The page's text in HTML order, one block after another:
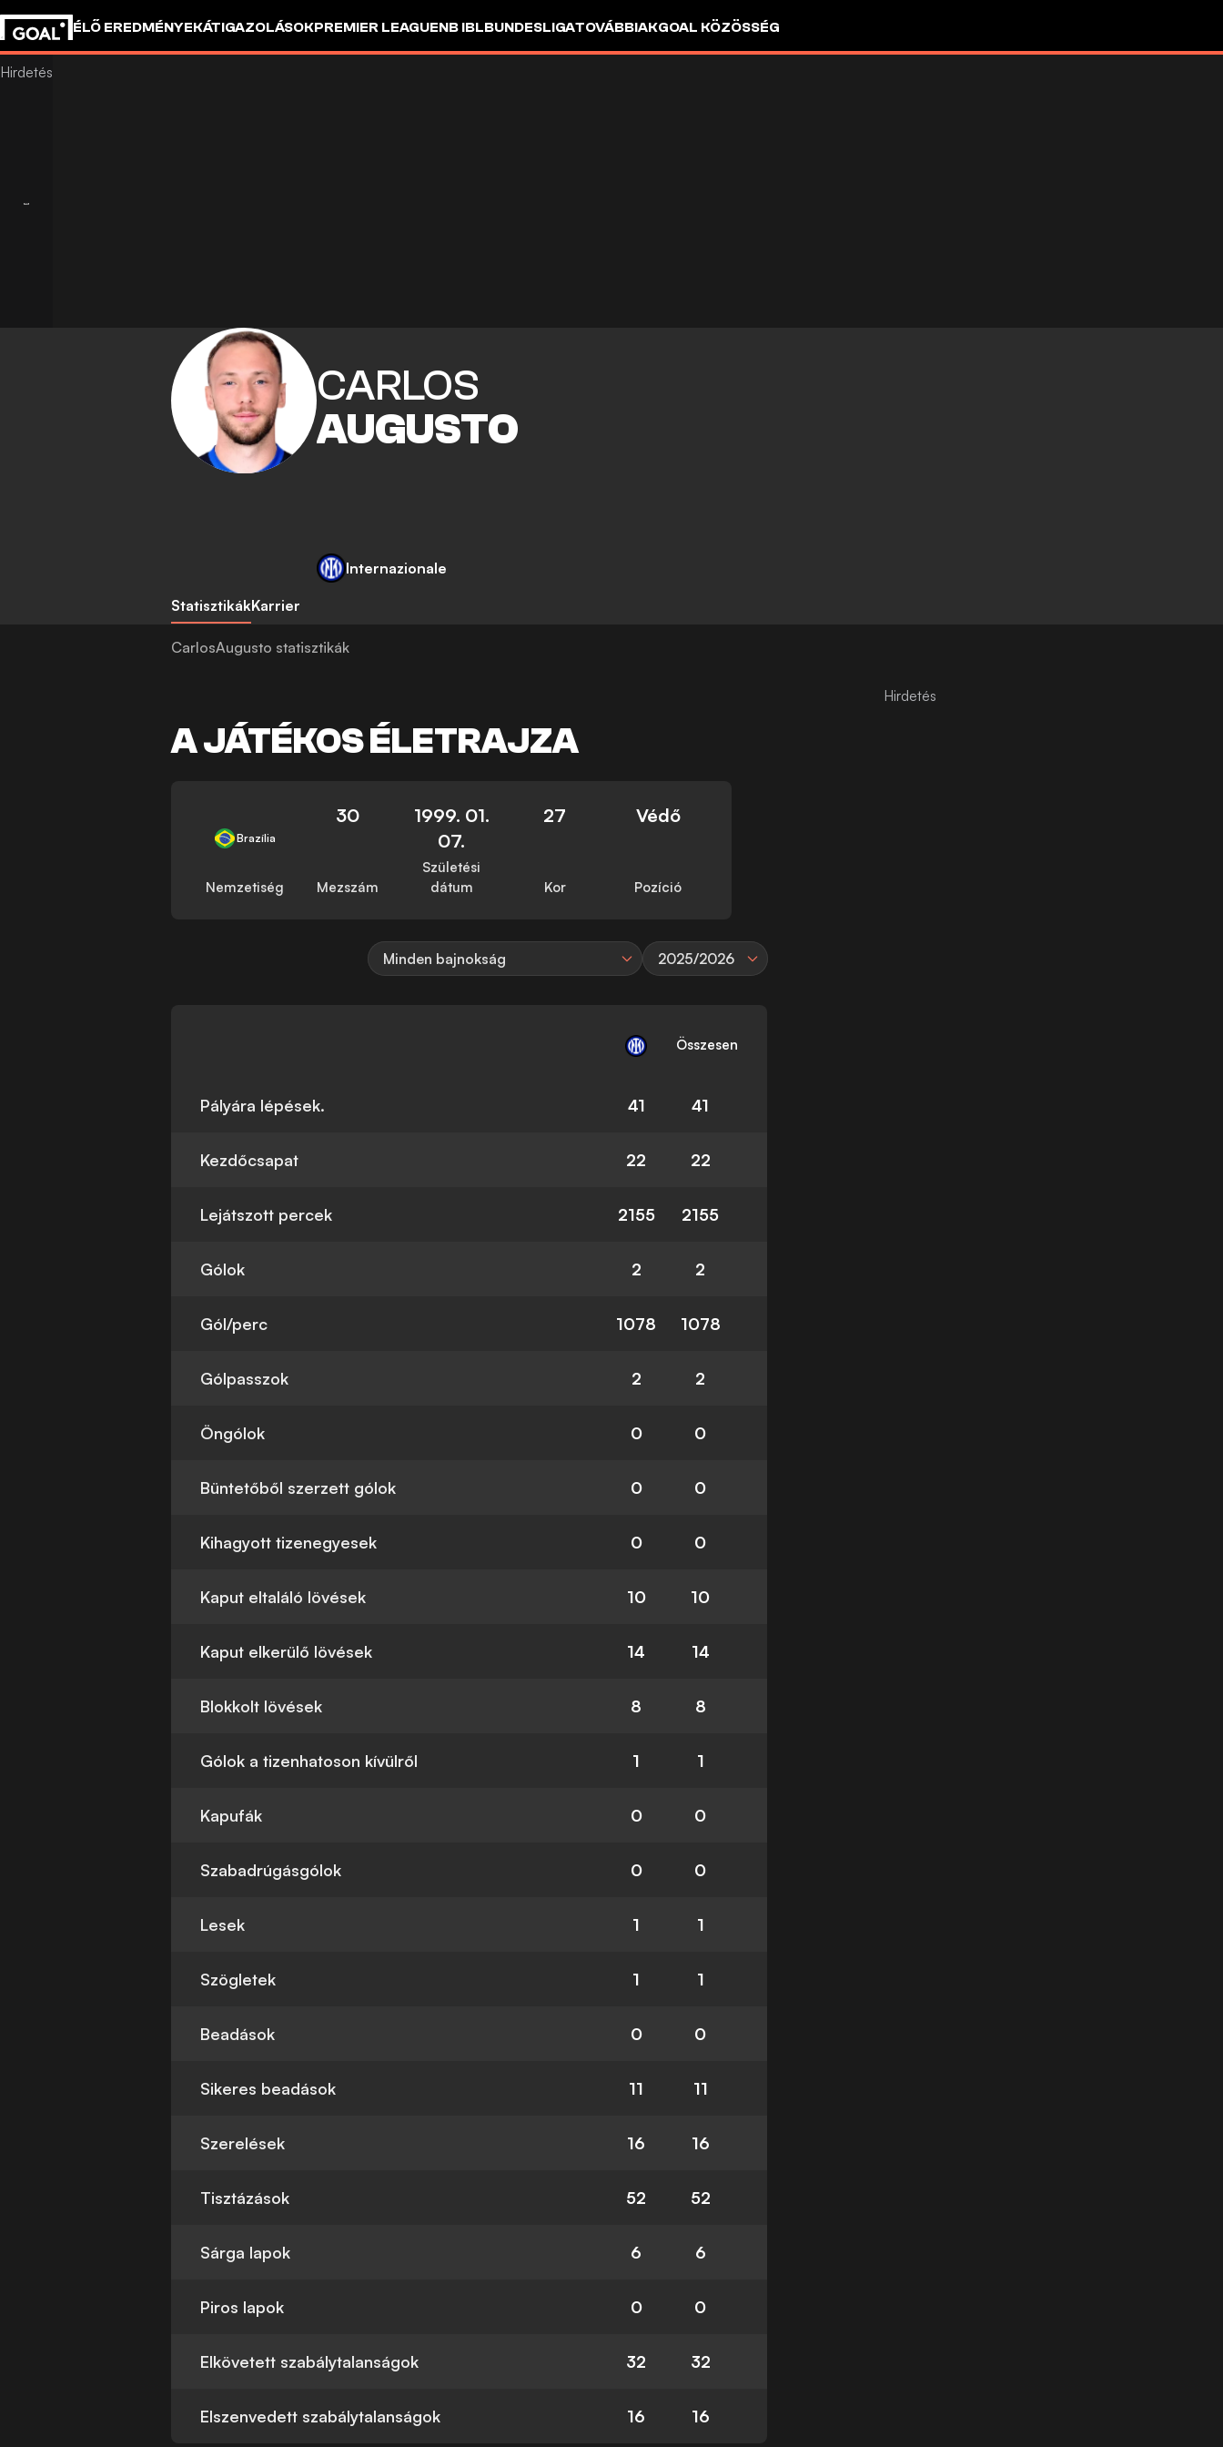
ÉLŐ EREDMÉNYEKÁTIGAZOLÁSOKPREMIER LEAGUENB IBLBUNDESLIGATOVÁBBIAKGOAL KÖZÖSSÉG
CARLOS
AUGUSTO
Internazionale
StatisztikákKarrier
CarlosAugusto statisztikák
A JÁTÉKOS ÉLETRAJZA
Brazília
Nemzetiség
30
Mezszám
1999. 01.
07.
Születési
dátum
27
Kor
Védő
Pozíció
Minden bajnokság 2025/2026
Összesen
Pályára lépések. 41 41
Kezdőcsapat 22 22
Lejátszott percek 2155 2155
Gólok 2 2
Gól/perc 1078 1078
Gólpasszok 2 2
Öngólok 0 0
Büntetőből szerzett gólok 0 0
Kihagyott tizenegyesek 0 0
Kaput eltaláló lövések 10 10
Kaput elkerülő lövések 14 14
Blokkolt lövések 8 8
Gólok a tizenhatoson kívülről 1 1
Kapufák 0 0
Szabadrúgásgólok 0 0
Lesek 1 1
Szögletek 1 1
Beadások 0 0
Sikeres beadások 11 11
Szerelések 16 16
Tisztázások 52 52
Sárga lapok 6 6
Piros lapok 0 0
Elkövetett szabálytalanságok 32 32
Elszenvedett szabálytalanságok 16 16